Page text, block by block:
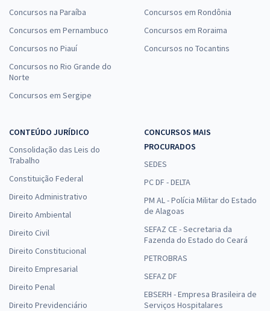
Concursos na Paraíba
Concursos em Pernambuco
Concursos no Piauí
Concursos no Rio Grande do
Norte
Concursos em Sergipe
Concursos em Rondônia
Concursos em Roraima
Concursos no Tocantins
CONTEÚDO JURÍDICO
Consolidação das Leis do
Trabalho
Constituição Federal
Direito Administrativo
Direito Ambiental
Direito Civil
Direito Constitucional
Direito Empresarial
Direito Penal
Direito Previdenciário
CONCURSOS MAIS
PROCURADOS
SEDES
PC DF - DELTA
PM AL - Polícia Militar do Estado
de Alagoas
SEFAZ CE - Secretaria da
Fazenda do Estado do Ceará
PETROBRAS
SEFAZ DF
EBSERH - Empresa Brasileira de
Serviços Hospitalares